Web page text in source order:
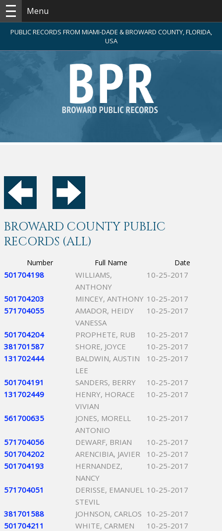
Menu
PUBLIC RECORDS FROM MIAMI-DADE & BROWARD COUNTY, FLORIDA,
USA
BROWARD COUNTY PUBLIC
RECORDS (ALL)
Number Full Name Date
501704198
WILLIAMS,
ANTHONY
10-25-2017
501704203 MINCEY, ANTHONY 10-25-2017
571704055
AMADOR, HEIDY
VANESSA
10-25-2017
501704204 PROPHETE, RUB
10-25-2017
381701587
SHORE, JOYCE
10-25-2017
131702444
BALDWIN, AUSTIN
LEE
10-25-2017
501704191 SANDERS, BERRY
10-25-2017
131702449
HENRY, HORACE
VIVIAN
10-25-2017
561700635
JONES, MORELL
ANTONIO
10-25-2017
571704056 DEWARF, BRIAN
10-25-2017
501704202
ARENCIBIA, JAVIER
10-25-2017
501704193
HERNANDEZ,
NANCY
10-25-2017
571704051
DERISSE, EMANUEL
STEVIL
10-25-2017
381701588 JOHNSON, CARLOS 10-25-2017
501704211
WHITE, CARMEN
10-25-2017